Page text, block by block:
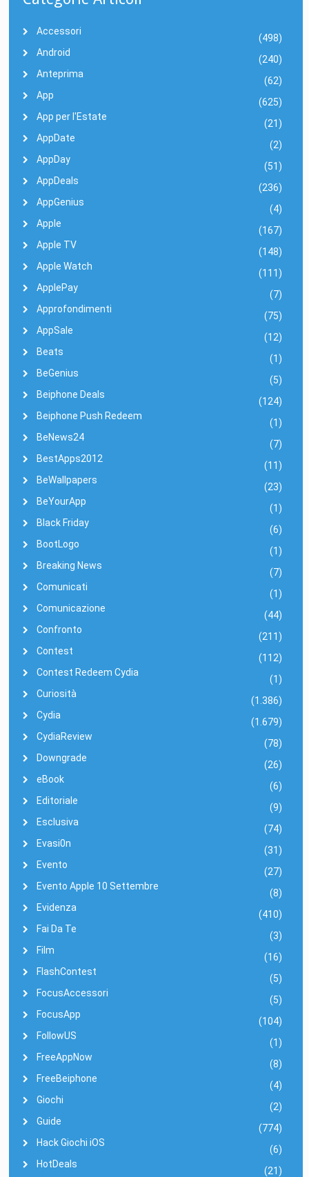
Accessori
(498)
Android
(240)
Anteprima
(62)
App
(625)
App per l'Estate
(21)
AppDate
(2)
AppDay
(51)
AppDeals
(236)
AppGenius
(4)
Apple
(167)
Apple TV
(148)
Apple Watch
(111)
ApplePay
(7)
Approfondimenti
(75)
AppSale
(12)
Beats
(1)
BeGenius
(5)
Beiphone Deals
(124)
Beiphone Push Redeem
(1)
BeNews24
(7)
BestApps2012
(11)
BeWallpapers
(23)
BeYourApp
(1)
Black Friday
(6)
BootLogo
(1)
Breaking News
(7)
Comunicati
(1)
Comunicazione
(44)
Confronto
(211)
Contest
(112)
Contest Redeem Cydia
(1)
Curiosità
(1.386)
Cydia
(1.679)
CydiaReview
(78)
Downgrade
(26)
eBook
(6)
Editoriale
(9)
Esclusiva
(74)
Evasi0n
(31)
Evento
(27)
Evento Apple 10 Settembre
(8)
Evidenza
(410)
Fai Da Te
(3)
Film
(16)
FlashContest
(5)
FocusAccessori
(5)
FocusApp
(104)
FollowUS
(1)
FreeAppNow
(8)
FreeBeiphone
(4)
Giochi
(2)
Guide
(774)
Hack Giochi iOS
(6)
HotDeals
(21)